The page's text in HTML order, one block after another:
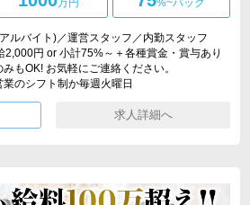
ルバイト)／運営スタッフ／内勤スタッフ
2,000円 or 小計75%～＋各種賞金・賞与あり
もOK! お気軽にご連絡ください。
のシフト制か毎週火曜日
求人詳細へ